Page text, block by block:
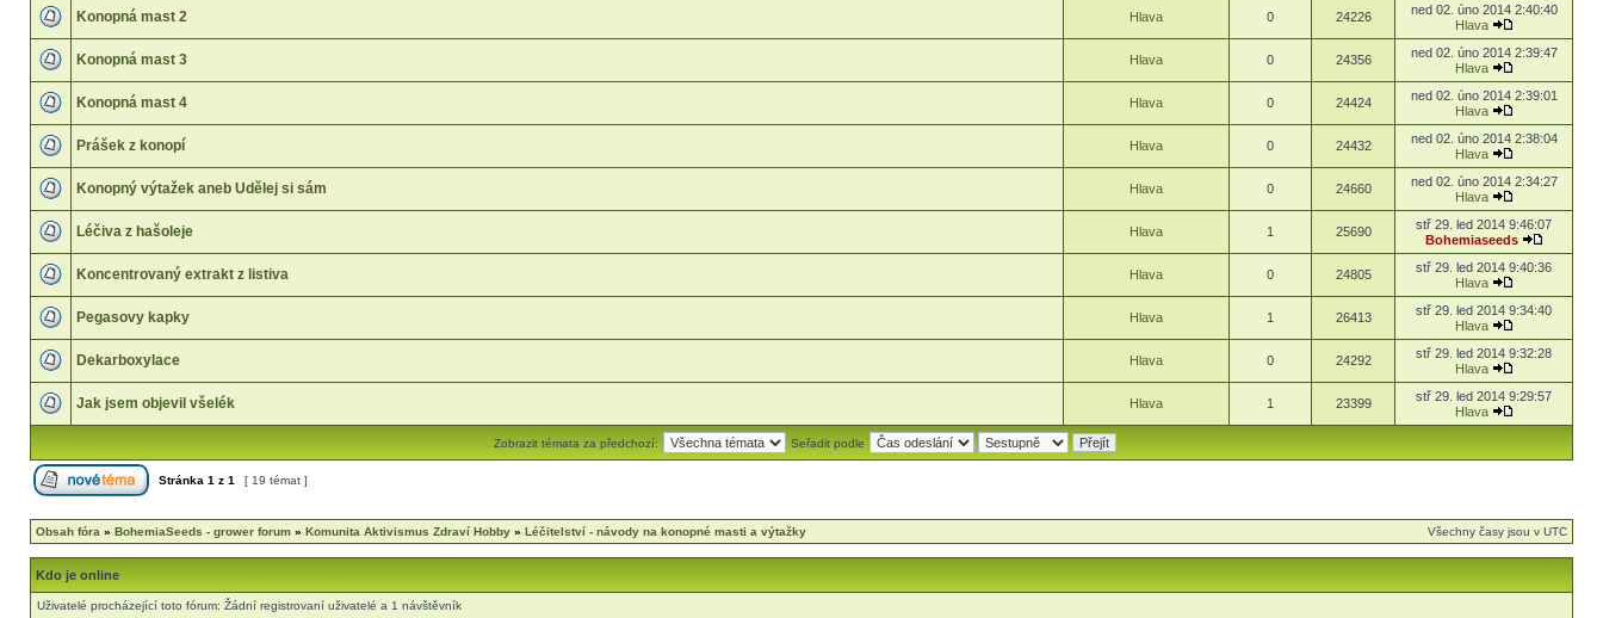
Konopná mast 2 Hlava 0 24226
ned 02. úno 2014 2:40:40
Hlava
Konopná mast 3 Hlava 0 24356
ned 02. úno 2014 2:39:47
Hlava
Konopná mast 4 Hlava 0 24424
ned 02. úno 2014 2:39:01
Hlava
Prášek z konopí Hlava 0 24432
ned 02. úno 2014 2:38:04
Hlava
Konopný výtažek aneb Udělej si sám Hlava 0 24660
ned 02. úno 2014 2:34:27
Hlava
Léčiva z hašoleje Hlava 1 25690
stř 29. led 2014 9:46:07
Bohemiaseeds
Koncentrovaný extrakt z listiva Hlava 0 24805
stř 29. led 2014 9:40:36
Hlava
Pegasovy kapky Hlava 1 26413
stř 29. led 2014 9:34:40
Hlava
Dekarboxylace Hlava 0 24292
stř 29. led 2014 9:32:28
Hlava
Jak jsem objevil všelék Hlava 1 23399
stř 29. led 2014 9:29:57
Hlava
Zobrazit témata za předchozí: Seřadit podle
Stránka 1 z 1 [ 19 témat ]
Obsah fóra » BohemiaSeeds - grower forum » Komunita Aktivismus Zdraví Hobby » Léčitelství - návody na konopné masti a výtažky Všechny časy jsou v UTC
Kdo je online
Uživatelé procházející toto fórum: Žádní registrovaní uživatelé a 1 návštěvník